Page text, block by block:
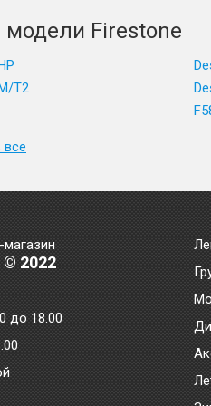
модели Firestone
T2
все
© 2022
до 18.00